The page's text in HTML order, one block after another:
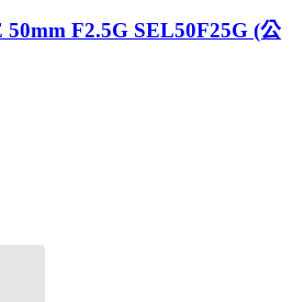
50mm F2.5G SEL50F25G (公